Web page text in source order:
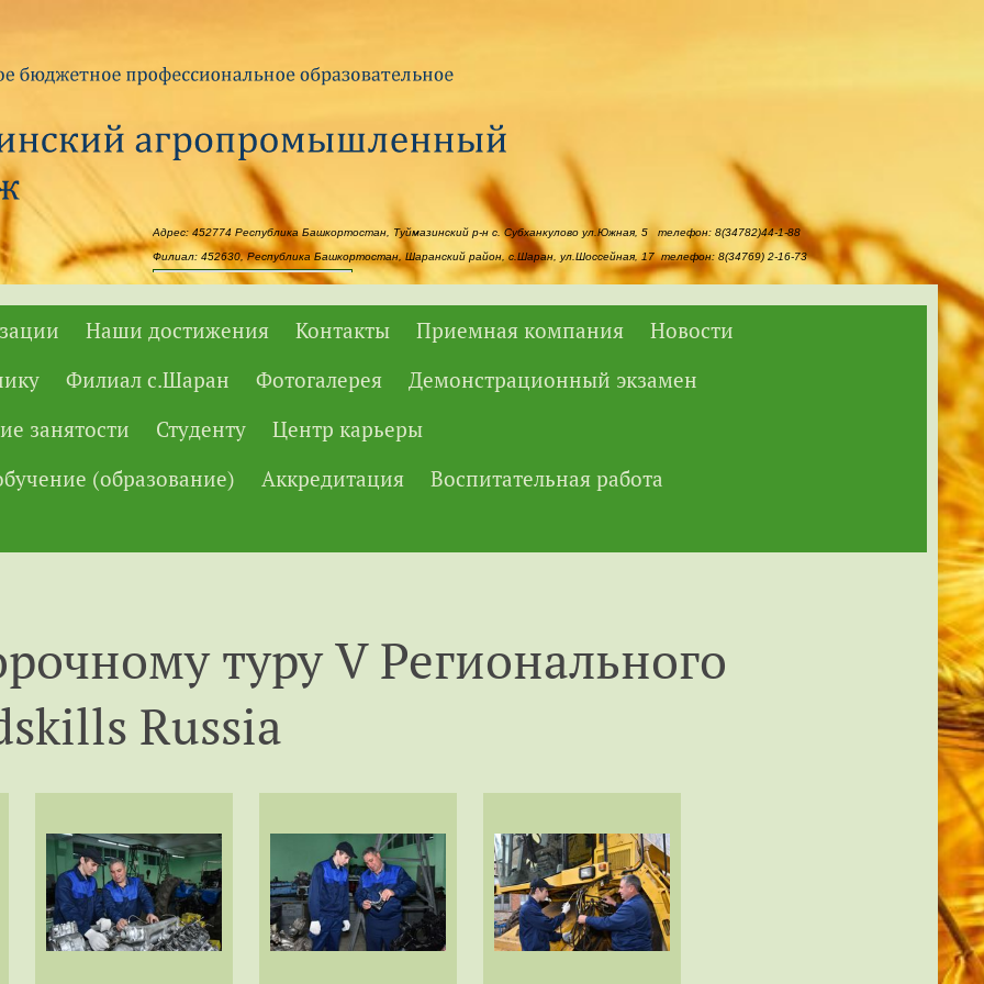
Адрес: 452774 Республика Башкортостан, Туймазинский р-н с. Субханкулово ул.Южная, 5 телефон: 8(34782)44-1-88
Филиал: 452630, Республика Башкортостан, Шаранский район, с.Шаран, ул.Шоссейная, 17 телефон: 8(34769) 2-16-73
Powered by Translate
Наши достижения Контакты Приемная компания
Новости
Филиал с.Шаран Фотогалерея
Демонстрационный экзамен
занятости
Студенту
Центр карьеры
(образование)
Аккредитация Воспитательная работа
туру V Регионального
Russia